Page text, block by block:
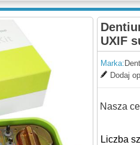
UXIF
Marka:
Dodaj
Nasza
Liczba